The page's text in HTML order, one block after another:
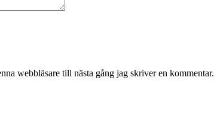
webbläsare till nästa gång jag skriver en kommentar.